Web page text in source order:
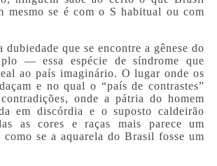
mesmo se é com o S habitual ou com
dubiedade que se encontre a gênese do
— essa espécie de síndrome que
ao país imaginário. O lugar onde os
e no qual o “país de contrastes”
onde a pátria do homem
em discórdia e o suposto caldeirão
as cores e raças mais parece um
se a aquarela do Brasil fosse um